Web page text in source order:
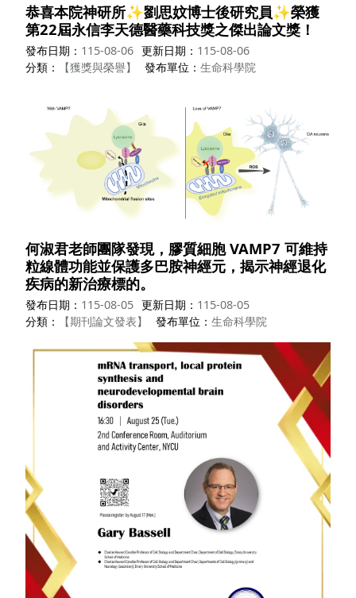
恭喜本院神研所✨劉思妏博士後研究員✨榮獲
第22屆永信李天德醫藥科技獎之傑出論文獎！
發布日期 115-08-06 更新日期
115-08-06
分類
【獲獎與榮譽】 發布單位 生命科學院
何淑君老師團隊發現，膠質細胞 VAMP7 可維持
粒線體功能並保護多巴胺神經元，揭示神經退化
疾病的新治療標的。
發布日期 115-08-05 更新日期
115-08-05
分類
【期刊論文發表】 發布單位 生命科學院